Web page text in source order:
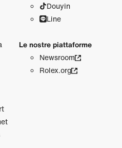
Douyin
Line
Le nostre piattaforme
Newsroom
Rolex.org